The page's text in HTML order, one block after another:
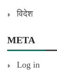
विदेश
META
Log in